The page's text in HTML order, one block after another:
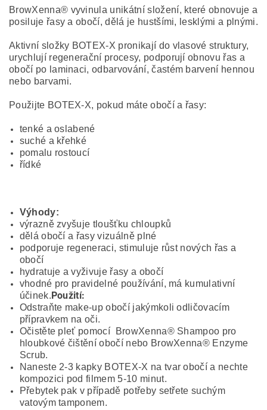
BrowXenna® vyvinula unikátní složení, které obnovuje a
posiluje řasy a obočí, dělá je hustšími, lesklými a plnými.
Aktivní složky BOTEX-X pronikají do vlasové struktury,
urychlují regenerační procesy, podporují obnovu řas a
obočí po laminaci, odbarvování, častém barvení hennou
nebo barvami.
Použijte BOTEX-X, pokud máte obočí a řasy:
tenké a oslabené
suché a křehké
pomalu rostoucí
řídké
Výhody:
výrazně zvyšuje tloušťku chloupků
dělá obočí a řasy vizuálně plné
podporuje regeneraci, stimuluje růst nových řas a
obočí
hydratuje a vyživuje řasy a obočí
vhodné pro pravidelné používání, má kumulativní
účinek.Použití:
Odstraňte make-up obočí jakýmkoli odličovacím
přípravkem na oči.
Očistěte pleť pomocí BrowXenna® Shampoo pro
hloubkové čištění obočí nebo BrowXenna® Enzyme
Scrub.
Naneste 2-3 kapky BOTEX-X na tvar obočí a nechte
kompozici pod filmem 5-10 minut.
Přebytek pak v případě potřeby setřete suchým
vatovým tamponem.